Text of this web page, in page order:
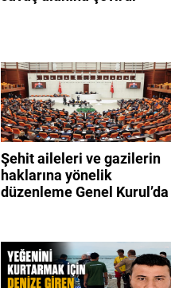
Şehit aileleri ve gazilerin
haklarına yönelik
düzenleme Genel Kurul’da